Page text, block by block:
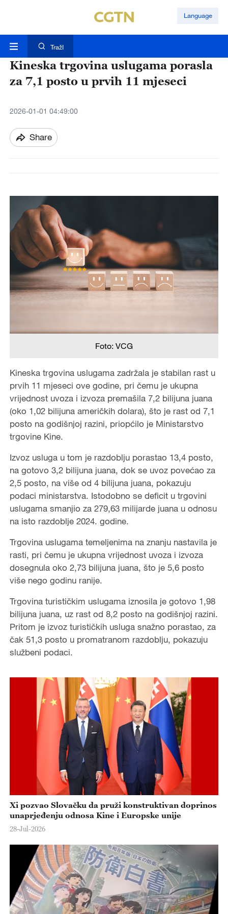
Language
TražI
Kineska trgovina uslugama porasla
za 7,1 posto u prvih 11 mjeseci
2026-01-01 04:49:00
Share
Foto: VCG
Kineska trgovina uslugama zadržala je stabilan rast u
prvih 11 mjeseci ove godine, pri čemu je ukupna
vrijednost uvoza i izvoza premašila 7,2 bilijuna juana
(oko 1,02 bilijuna američkih dolara), što je rast od 7,1
posto na godišnjoj razini, priopćilo je Ministarstvo
trgovine Kine.
Izvoz usluga u tom je razdoblju porastao 13,4 posto,
na gotovo 3,2 bilijuna juana, dok se uvoz povećao za
2,5 posto, na više od 4 bilijuna juana, pokazuju
podaci ministarstva. Istodobno se deficit u trgovini
uslugama smanjio za 279,63 milijarde juana u odnosu
na isto razdoblje 2024. godine.
Trgovina uslugama temeljenima na znanju nastavila je
rasti, pri čemu je ukupna vrijednost uvoza i izvoza
dosegnula oko 2,73 bilijuna juana, što je 5,6 posto
više nego godinu ranije.
Trgovina turističkim uslugama iznosila je gotovo 1,98
bilijuna juana, uz rast od 8,2 posto na godišnjoj razini.
Pritom je izvoz turističkih usluga snažno porastao, za
čak 51,3 posto u promatranom razdoblju, pokazuju
službeni podaci.
Xi pozvao Slovačku da pruži konstruktivan doprinos
unaprjeđenju odnosa Kine i Europske unije
28-Jul-2026